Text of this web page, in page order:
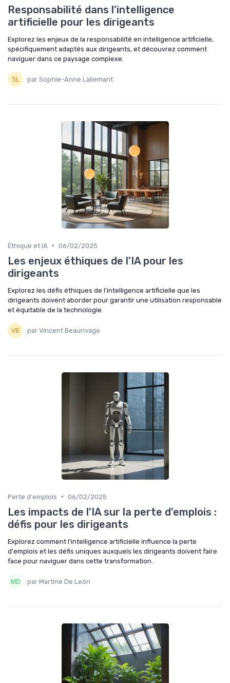
Responsabilité dans l'intelligence
artificielle pour les dirigeants
Explorez les enjeux de la responsabilité en intelligence artificielle,
spécifiquement adaptés aux dirigeants, et découvrez comment
naviguer dans ce paysage complexe.
par Sophie-Anne Lallemant
Éthique et IA • 06/02/2025
Les enjeux éthiques de l'IA pour les
dirigeants
Explorez les défis éthiques de l'intelligence artificielle que les
dirigeants doivent aborder pour garantir une utilisation responsable
et équitable de la technologie.
par Vincent Beaurivage
Perte d'emplois • 06/02/2025
Les impacts de l'IA sur la perte d'emplois :
défis pour les dirigeants
Explorez comment l'intelligence artificielle influence la perte
d'emplois et les défis uniques auxquels les dirigeants doivent faire
face pour naviguer dans cette transformation.
par Martine De León